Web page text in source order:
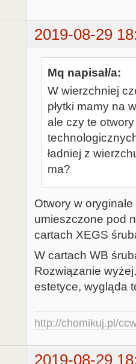
2019-08-29
Mq napisał/a:
W wierzchniej
płytki mamy na
ale czy te
ładniej z
ma?
Otwory w
umieszczone pod
cartach XEGS
W cartach WB
Rozwiązanie
estetyce, wygląda
http://chomikuj.pl/
2019-08-29